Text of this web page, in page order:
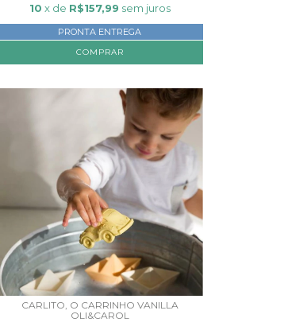
10 x de R$157,99 sem juros
PRONTA ENTREGA
CARLITO, O CARRINHO VANILLA
OLI&CAROL